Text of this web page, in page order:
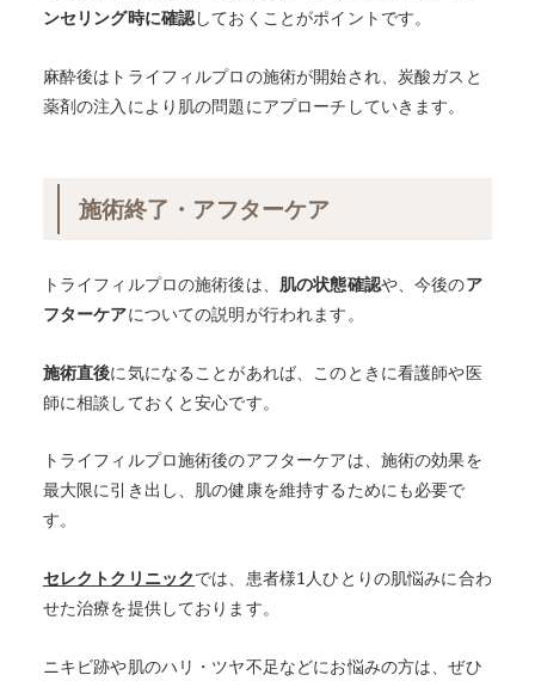
ンセリング時に確認しておくことがポイントです。
麻酔後はトライフィルプロの施術が開始され、炭酸ガスと
薬剤の注入により肌の問題にアプローチしていきます。
施術終了・アフターケア
トライフィルプロの施術後は、 肌の状態確認や、今後のア
フターケアについての説明が行われます。
施術直後に気になることがあれば、このときに看護師や医
師に相談しておくと安心です。
トライフィルプロ施術後のアフターケアは、施術の効果を
最大限に引き出し、肌の健康を維持するためにも必要で
す。
セレクトクリニックでは、患者様1人ひとりの肌悩みに合わ
せた治療を提供しております。
ニキビ跡や肌のハリ・ツヤ不足などにお悩みの方は、ぜひ